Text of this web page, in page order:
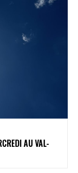
AU VAL-